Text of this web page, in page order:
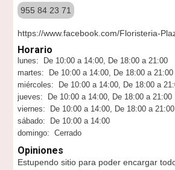
955 84 23 71
https://www.facebook.com/Floristeria-
Horario
lunes: De 10:00 a 14:00, De 18:00 a 21:00
martes: De 10:00 a 14:00, De 18:00 a 21:00
miércoles: De 10:00 a 14:00, De 18:00 a
jueves: De 10:00 a 14:00, De 18:00 a 21:00
viernes: De 10:00 a 14:00, De 18:00 a 21:00
sábado: De 10:00 a 14:00
domingo: Cerrado
Opiniones
Estupendo sitio para poder encargar